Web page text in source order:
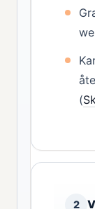
(
2